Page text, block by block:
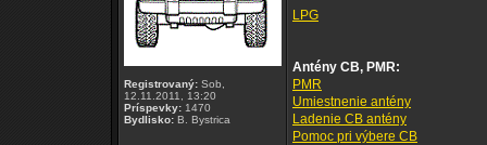
Registrovaný: Sob,
12.11.2011, 13:20
Príspevky: 1470
Bydlisko: B. Bystrica
LPG
Antény CB, PMR:
PMR
Umiestnenie antény
Ladenie CB antény
Pomoc pri výbere CB